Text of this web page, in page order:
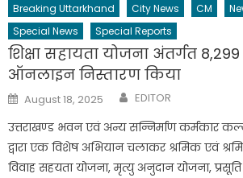
Breaking Uttarkhand City News CM
Special News
Special Reports
शिक्षा सहायता योजना अंतर्गत
ऑनलाइन निस्तारण किया
Posted
on
August 18, 2025 Author
EDITOR
उत्तराखण्ड भवन एवं अन्य सन्निर्माण कर्मकार
द्वारा एक विशेष अभियान चलाकर श्रमिक एवं
विवाह सहयता योजना, मृत्यु अनुदान योजना,